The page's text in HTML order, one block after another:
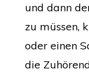
und dann
zu müssen,
oder einen
die